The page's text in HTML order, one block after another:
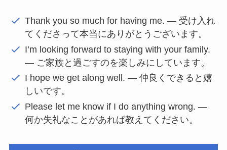
Thank you so much for having me. — 受け入れ
てくださって本当にありがとうございます。
I’m looking forward to staying with your family.
— ご家族と過ごすのを楽しみにしています。
I hope we get along well. — 仲良くできると嬉
しいです。
Please let me know if I do anything wrong. —
何か失礼なことがあれば教えてください。